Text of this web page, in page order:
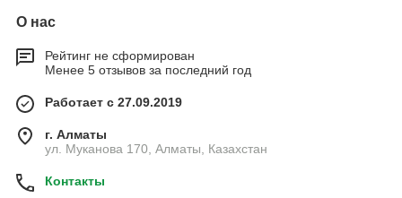
О нас
Рейтинг не сформирован
Менее 5 отзывов за последний год
Работает с 27.09.2019
г. Алматы
ул. Муканова 170, Алматы, Казахстан
Контакты